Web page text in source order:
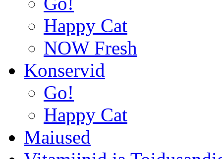
Happy Cat
NOW Fresh
Konservid
Go!
Happy Cat
Maiused